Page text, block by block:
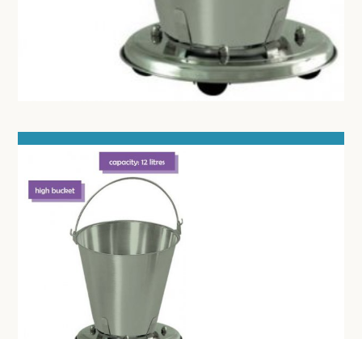
KOOIEN EN TOEBEHOREN
STERILISEREN EN AUTOCLAVEREN
MICROSCOOP EN TOEBEHOREN
ONDERZOEKSLAMPEN
KLEIN MEUBILAIR
ANATOMISCHE MODELLEN
VOORHOOFDSLAMP - LOEPEBRIL
LED KRUIS LICHTRECLAME